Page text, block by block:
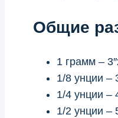
Общие
1 грамм –
1/8 унции –
1/4 унции –
1/2 унции –